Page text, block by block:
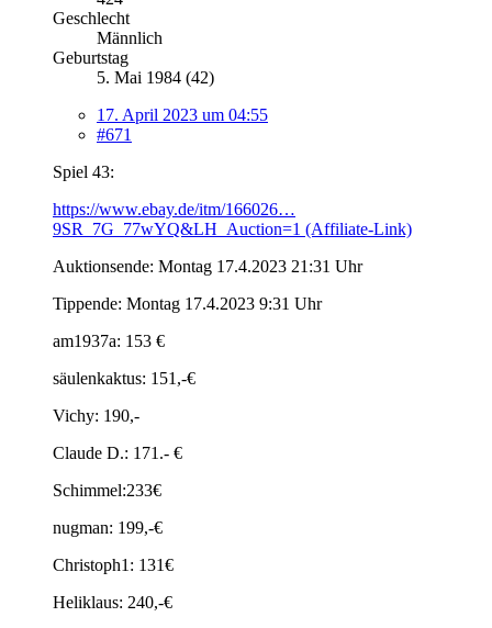
Geschlecht
Männlich
Geburtstag
5. Mai 1984 (42)
17. April 2023 um 04:55
#671
Spiel 43:
https://www.ebay.de/itm/166026…
9SR_7G_77wYQ&LH_Auction=1 (Affiliate-Link)
Auktionsende: Montag 17.4.2023 21:31 Uhr
Tippende: Montag 17.4.2023 9:31 Uhr
am1937a: 153 €
säulenkaktus: 151,-€
Vichy: 190,-
Claude D.: 171.- €
Schimmel:233€
nugman: 199,-€
Christoph1: 131€
Heliklaus: 240,-€